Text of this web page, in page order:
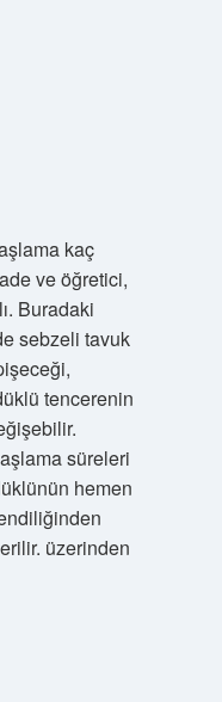
kaç
ve öğretici,
Buradaki
sebzeli tavuk
tencerenin
süreleri
hemen
üzerinden